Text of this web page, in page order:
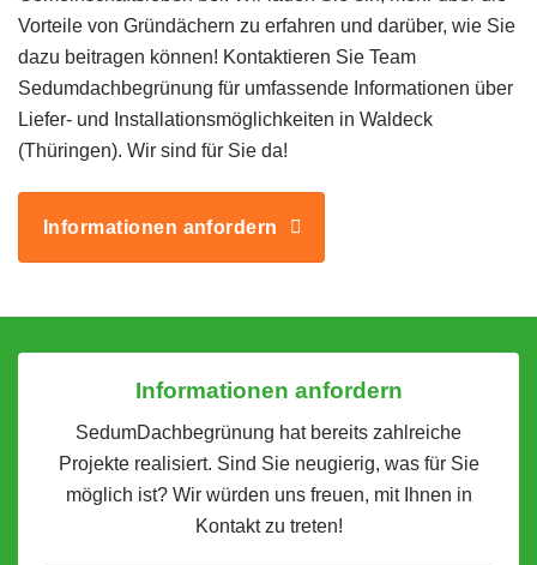
Vorteile von Gründächern zu erfahren und darüber, wie Sie
dazu beitragen können! Kontaktieren Sie Team
Sedumdachbegrünung für umfassende Informationen über
Liefer- und Installationsmöglichkeiten in Waldeck
(Thüringen). Wir sind für Sie da!
Informationen anfordern
Informationen anfordern
SedumDachbegrünung hat bereits zahlreiche
Projekte realisiert. Sind Sie neugierig, was für Sie
möglich ist? Wir würden uns freuen, mit Ihnen in
Kontakt zu treten!